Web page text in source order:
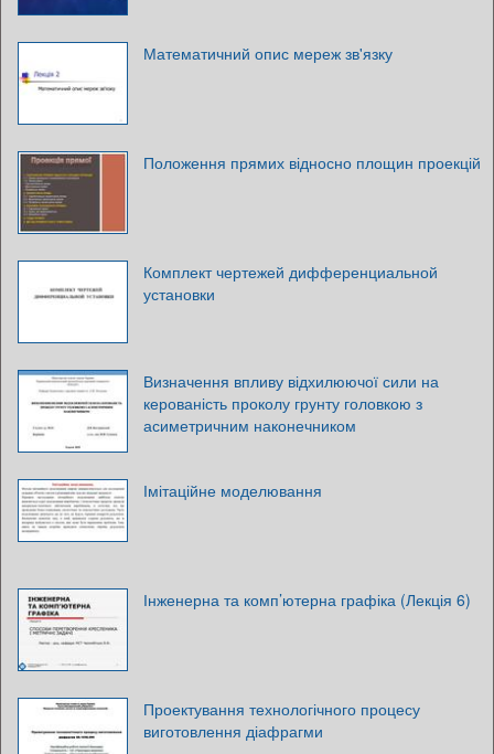
Математичний опис мереж зв'язку
Положення прямих відносно площин проекцій
Комплект чертежей дифференциальной
установки
Визначення впливу відхилюючої сили на
керованість проколу грунту головкою з
асиметричним наконечником
Імітаційне моделювання
Інженерна та комп’ютерна графіка (Лекція 6)
Проектування технологічного процесу
виготовлення діафрагми